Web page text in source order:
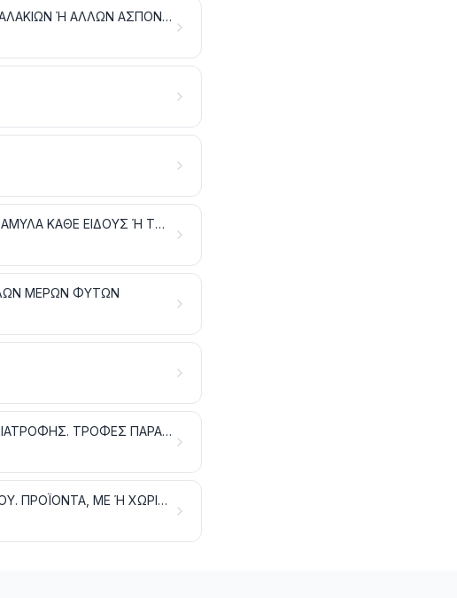
ΠΑΡΑΣΚΕΥΑΣΜΑΤΑ ΚΡΕΑΤΩΝ, ΨΑΡΙΩΝ Ή ΜΑΛΑΚΟΣΤΡΑΚΩΝ, ΜΑΛΑΚΙΩΝ Ή ΑΛΛΩΝ ΑΣΠΟΝΔΥΛΩΝ ΥΔΡΟΒΙΩΝ Ή ΕΝΤΟΜΩΝ
ΠΑΡΑΣΚΕΥΑΣΜΑΤΑ ΜΕ ΒΑΣΗ ΤΑ ΔΗΜΗΤΡΙΑΚΑ, ΤΑ ΑΛΕΥΡΙΑ, ΤΑ ΑΜΥΛΑ ΚΑΘΕ ΕΙΔΟΥΣ Ή ΤΟ ΓΑΛΑ. ΕΙΔΗ ΖΑΧΑΡΟΠΛΑΣΤΙΚΗΣ
ΜΕΡΩΝ ΦΥΤΩΝ
ΥΠΟΛΕΙΜΜΑΤΑ ΚΑΙ ΑΠΟΡΡΙΜΜΑΤΑ ΤΩΝ ΒΙΟΜΗΧΑΝΙΩΝ ΕΙΔΩΝ ΔΙΑΤΡΟΦΗΣ. ΤΡΟΦΕΣ ΠΑΡΑΣΚΕΥΑΣΜΕΝΕΣ ΓΙΑ ΖΩΑ
ΚΑΠΝΑ ΚΑΙ ΒΙΟΜΗΧΑΝΟΠΟΙΗΜΕΝΑ ΥΠΟΚΑΤΑΣΤΑΤΑ ΤΟΥ ΚΑΠΝΟΥ. ΠΡΟΪΟΝΤΑ, ΜΕ Ή ΧΩΡΙΣ ΝΙΚΟΤΙΝΗ, ΠΟΥ ΠΡΟΟΡΙΖΟΝΤΑΙ ΓΙΑ ΕΙΣΠΝΟΗ ΧΩΡΙΣ ΚΑΥΣΗ. ΆΛΛΑ ΠΡΟΪΟΝΤΑ ΠΟΥ ΠΕΡΙΕΧΟΥΝ ΝΙΚΟΤΙΝΗ, ΠΟΥ ΠΡΟΟΡΙΖΟΝΤΑΙ ΓΙΑ ΤΗΝ ΠΡΟΣΛΗΨΗ ΝΙΚΟΤΙΝΗΣ ΑΠΟ ΤΟ ΑΝΘΡΩΠΙΝΟ ΣΩΜΑ